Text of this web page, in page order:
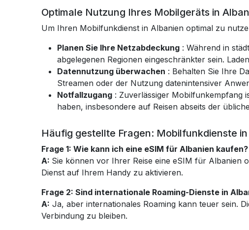
Optimale Nutzung Ihres Mobilgeräts in
Um Ihren Mobilfunkdienst in Albanien optimal zu
Planen Sie Ihre Netzabdeckung : Während in
abgelegenen Regionen eingeschränkter sein.
Datennutzung überwachen : Behalten Sie Ihre
Streamen oder der Nutzung datenintensiver
Notfallzugang : Zuverlässiger Mobilfunkempfang
haben, insbesondere auf Reisen abseits der
Häufig gestellte Fragen: Mobilfunkdienste
Frage 1: Wie kann ich eine eSIM für Albanien kaufen?
A: Sie können vor Ihrer Reise eine eSIM für Albanien
Dienst auf Ihrem Handy zu aktivieren.
Frage 2: Sind internationale Roaming-Dienste in
A: Ja, aber internationales Roaming kann teuer sein.
Verbindung zu bleiben.